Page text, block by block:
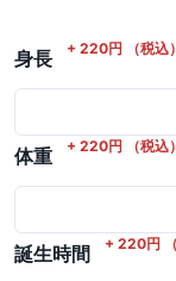
身長 + 220円 （税込）
体重
+ 220円 （税込）
誕生時間
+ 220円